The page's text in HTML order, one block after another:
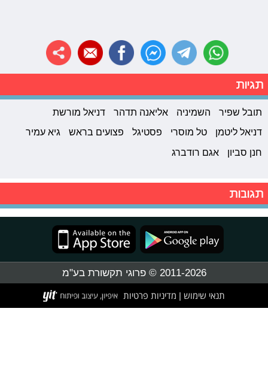
תגיות
תובל שפיר השמיניה אליאנה תדהר
דניאל מורשת
דניאל ליטמן
טל מוסרי פסטיגל פצועים בראש
גיא עמיר
חנן סביון
אגם רודברג
תגובות
2011-2026 © פרוגי תקשורת בע"מ
תנאי שימוש מדיניות פרטיות